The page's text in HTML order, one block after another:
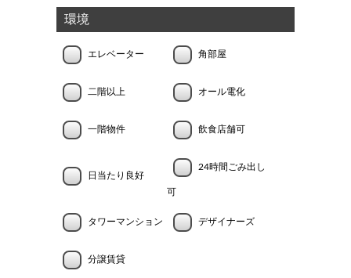
環境
エレベーター 角部屋
二階以上 オール電化
一階物件 飲食店舗可
日当たり良好
24時間ごみ出し
可
タワーマンション デザイナーズ
分譲賃貸